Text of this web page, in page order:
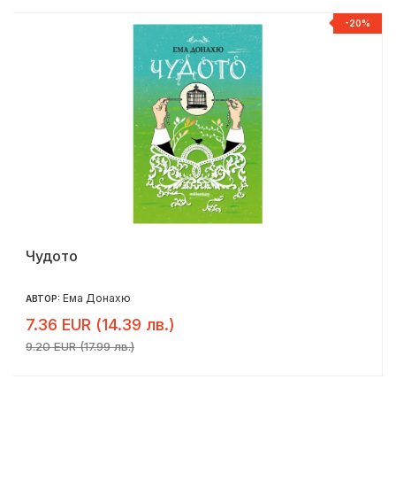
-20%
Чудото
АВТОР: Ема Донахю
7.36 EUR (14.39 лв.)
9.20 EUR (17.99 лв.)